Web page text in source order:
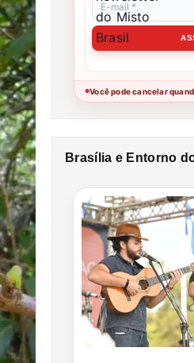
●Você pode cancelar
Brasília e Entorno